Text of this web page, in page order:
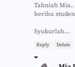
Tahniah
beribu
Syukurlah...
Reply Delete